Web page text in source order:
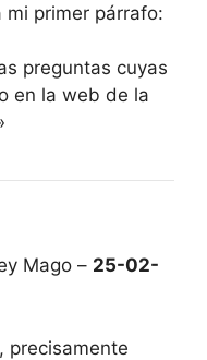
mi primer párrafo:
preguntas cuyas
en la web de la
Mago – 25-02-
precisamente